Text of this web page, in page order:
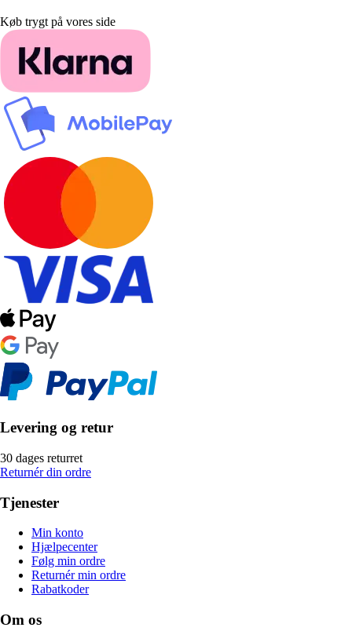
Køb trygt på vores side
Levering og retur
30 dages returret
Returnér din ordre
Tjenester
Min konto
Hjælpecenter
Følg min ordre
Returnér min ordre
Rabatkoder
Om os